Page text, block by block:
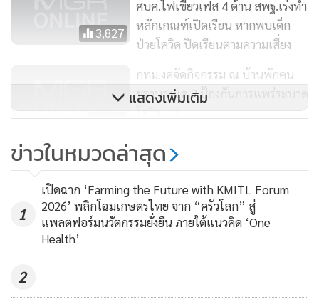
ก่อนรับ-ส่งนักเรียนทุกครั้ง หรือหากผู้ปกครอง มาส่งนักเรียนที่
โรงเรียน ต้องมีการจัดพื้นที่สำหรับผู้ปกครองบริเวณหน้าโรงเรียน
และมีการคัดกรองอุณหภูมิทุกครั้ง
มาตรการสำหรับกิจกรรมหน้าเสาธง กรณีโรงเรียนขนาดเล็กและ
มีพื้นที่ สามารถให้นักเรียนร่วมกิจกรรมได้ปกติภายใต้มาตรการ
ห้องเรียน หรือเข้าแถวหน้าห้องเรียน
มาตรการในห้องเรียน ให้มีการจัดโต๊ะเรียนจำนวนไม่เกิน 20 ตัว
โดยแต่ละตัวเว้นระยะห่าง 1.5 เมตร ให้ทำความสะอาดห้องเรียน
โต๊ะ เก้าอี้ ด้วยน้ำยาฆ่าเชื้อ ทั้งก่อนเรียน พักกลางวันและหลังเลิก
ปรับอากาศ อาจใช้พัดลมแทน
3,827
ศบค.ไฟเขียวเฟส 4 ด้าน สพฐ.เร่งทำ
หลักเกณฑ์เปิดเรียน หากพบเด็ก
ป่วยโควิด ปิดเรียนตามความเสี่ยง
398
กทม.งดจัดกิจกรรม ณ บ้านพักคน
ชราบางแค 2 ป้องกันการแพร่ระบาด
โควิด-19
1,750
กทม.ตรวจเยี่ยมความพร้อมในการ
จัดการเรียนรู้ตามแนวทาง 4 On ใน
ภาวะป้องกันโควิด-19 ระบาด
แสดงเพิ่มเติม
ข่าวในหมวดล่าสุด
1
เปิดฉาก ‘Farming the Future with KMITL Forum
2026’ พลิกโฉมเกษตรไทย จาก “ครัวโลก” สู่
แพลตฟอร์มนวัตกรรมยั่งยืน ภายใต้แนวคิด ‘One
Health’
2